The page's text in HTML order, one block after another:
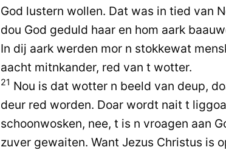
God lustern wollen. Dat was in tied van
dou God geduld haar en hom aark
In dij aark werden mor n stokkewat
aacht mitnkander, red van t wotter.
21 Nou is dat wotter n beeld van deup,
deur red worden. Doar wordt nait t
schoonwosken, nee, t is n vroagen aan
zuver gewaiten. Want Jezus Christus is